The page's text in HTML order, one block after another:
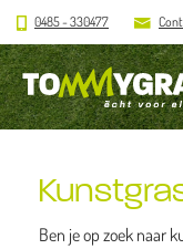
0485 - 330477
Ben je op zoek naar